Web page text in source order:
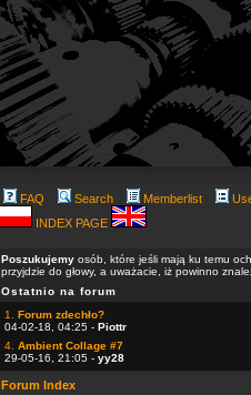
FAQ Search Memberlist
INDEX PAGE
Poszukujemy osób, które jeśli mają ku temu
przyjdzie do głowy, a uważacie, iż powinno
Ostatnio na forum
1. Forum zdechło?
04-02-18, 04:25 - Piottr
4. Ambient Collage #7
29-05-16, 21:05 - yy28
Forum Index